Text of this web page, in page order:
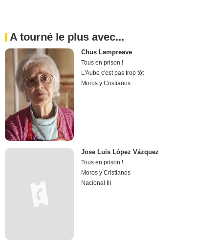
A tourné le plus avec...
Chus Lampreave
Tous en prison !
L'Aube c'est pas trop tôt
Moros y Cristianos
Jose Luis López Vázquez
Tous en prison !
Moros y Cristianos
Nacional III